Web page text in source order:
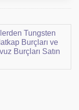
Tungsten
Burçları ve
Burçları Satın